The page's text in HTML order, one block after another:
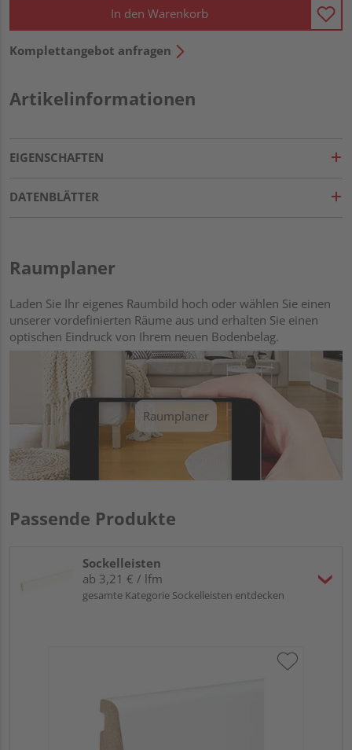
In den Warenkorb
Komplettangebot anfragen
Artikelinformationen
EIGENSCHAFTEN
DATENBLÄTTER
Raumplaner
Laden Sie Ihr eigenes Raumbild hoch oder wählen Sie einen
unserer vordefinierten Räume aus und erhalten Sie einen
optischen Eindruck von Ihrem neuen Bodenbelag.
Raumplaner
Passende Produkte
Sockelleisten
ab 3,21 € / lfm
gesamte Kategorie Sockelleisten entdecken